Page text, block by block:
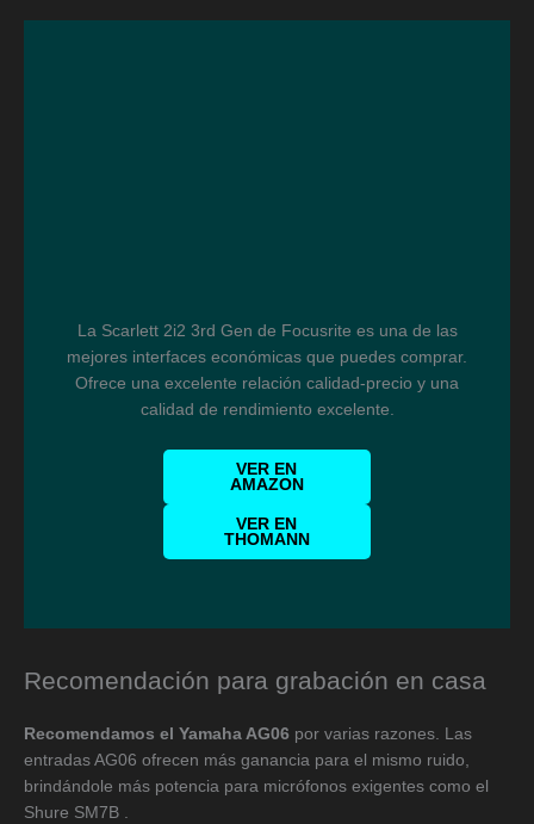
La Scarlett 2i2 3rd Gen de Focusrite es una de las
mejores interfaces económicas que puedes comprar.
Ofrece una excelente relación calidad-precio y una
calidad de rendimiento excelente.
VER EN
AMAZON
VER EN
THOMANN
Recomendación para grabación en casa
Recomendamos el Yamaha AG06 por varias razones. Las
entradas AG06 ofrecen más ganancia para el mismo ruido,
brindándole más potencia para micrófonos exigentes como el
Shure SM7B .